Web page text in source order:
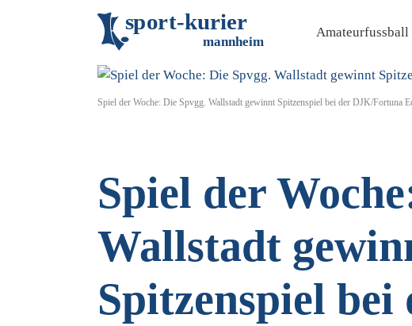
sport-kurier
mannheim
Amateurfussball
Spiel der Woche: Die Spvgg. Wallstadt gewinnt Spitzenspiel bei der DJK/Fortuna
Spiel der
Wallstadt
Spitzenspiel bei